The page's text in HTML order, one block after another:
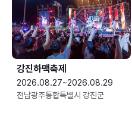
강진하맥축제
2026.08.27~2026.08.29
전남광주통합특별시 강진군